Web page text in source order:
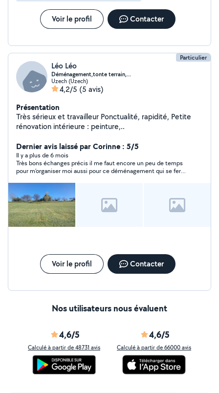
Voir le profil Contacter
Particulier
Léo Léo
Déménagement,tonte terrain,...
Uzech (Uzech)
4,2/5 (5 avis)
Présentation
Très sérieux et travailleur Ponctualité, rapidité, Petite
rénovation intérieure : peinture,..
Dernier avis laissé par Corinne : 5/5
Il y a plus de 6 mois
Très bons échanges précis il me faut encore un peu de temps
pour m’organiser moi aussi pour ce déménagement qui se fera
journée CC
Voir le profil Contacter
Nos utilisateurs nous évaluent
4,6/5
Calculé à partir de 48731 avis
4,6/5
Calculé à partir de 66000 avis